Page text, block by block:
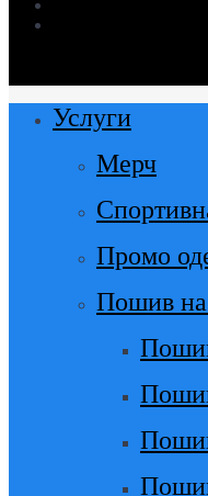
Услуги
Мерч
Промо
Пошив на